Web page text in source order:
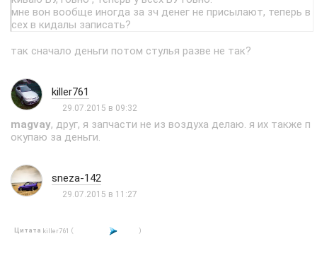
мне вон вообще иногда за зч денег не присылают, теперь в
сех в кидалы записать?
так сначало деньги потом стулья разве не так?
killer761
29.07.2015 в 09:32
magvay, друг, я запчасти не из воздуха делаю. я их также п
окупаю за деньги.
sneza-142
29.07.2015 в 11:27
Цитата killer761 ( )